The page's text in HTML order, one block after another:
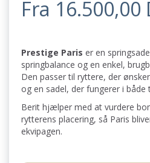
Fra 16.500,00
Prestige Paris er en
springbalance og en enkel,
Den passer til ryttere, der
og en sadel, der fungerer i
Berit hjælper med at vurdere
rytterens placering, så Paris
ekvipagen.